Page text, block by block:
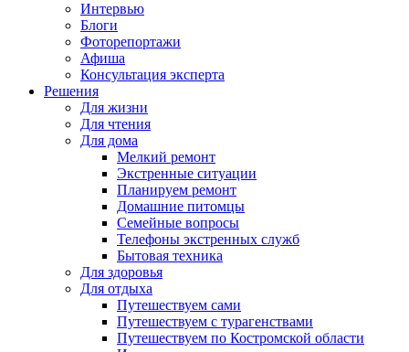
Интервью
Блоги
Фоторепортажи
Афиша
Консультация эксперта
Решения
Для жизни
Для чтения
Для дома
Мелкий ремонт
Экстренные ситуации
Планируем ремонт
Домашние питомцы
Семейные вопросы
Телефоны экстренных служб
Бытовая техника
Для здоровья
Для отдыха
Путешествуем сами
Путешествуем с турагенствами
Путешествуем по Костромской области